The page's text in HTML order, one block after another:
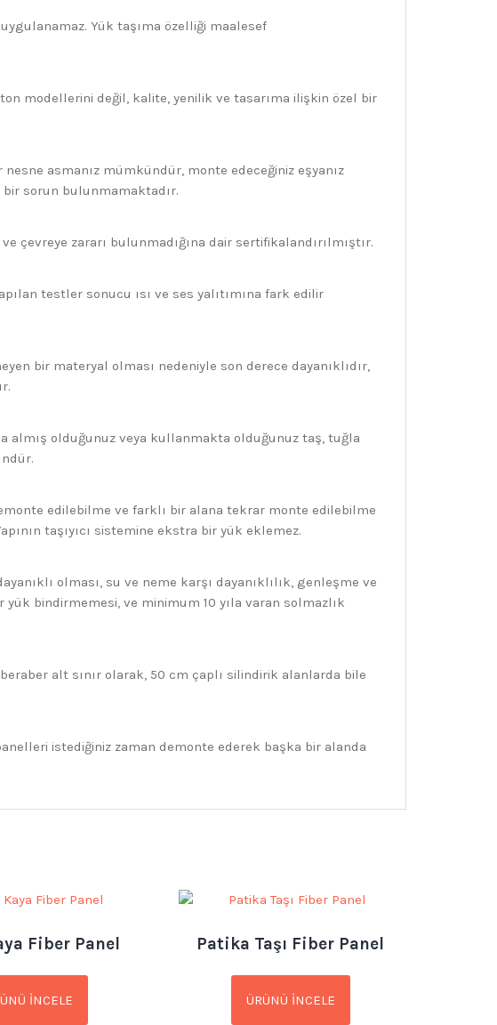
Yük taşıma özelliği maalesef
modellerini değil, kalite, yenilik ve tasarıma ilişkin özel bir
asmanız mümkündür, monte edeceğiniz eşyanız
bir sorun bulunmamaktadır.
çevreye zararı bulunmadığına dair sertifikalandırılmıştır.
testler sonucu ısı ve ses yalıtımına fark edilir
bir materyal olması nedeniyle son derece dayanıklıdır,
almış olduğunuz veya kullanmakta olduğunuz taş, tuğla
edilebilme ve farklı bir alana tekrar monte edilebilme
taşıyıcı sistemine ekstra bir yük eklemez.
olması, su ve neme karşı dayanıklılık, genleşme ve
bindirmemesi, ve minimum 10 yıla varan solmazlık
alt sınır olarak, 50 cm çaplı silindirik alanlarda bile
istediğiniz zaman demonte ederek başka bir alanda
Fiber Panel
İNCELE
Patika Taşı Fiber Panel
ÜRÜNÜ İNCELE